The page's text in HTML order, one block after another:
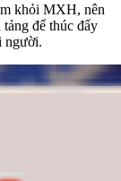
khỏi MXH, nên
để thúc đẩy
người.